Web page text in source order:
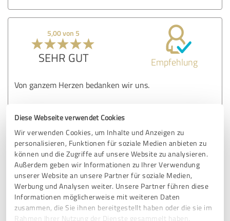
Diese Webseite verwendet Cookies
Wir verwenden Cookies, um Inhalte und Anzeigen zu
personalisieren, Funktionen für soziale Medien anbieten zu
können und die Zugriffe auf unsere Website zu analysieren.
Außerdem geben wir Informationen zu Ihrer Verwendung
unserer Website an unsere Partner für soziale Medien,
Werbung und Analysen weiter. Unsere Partner führen diese
Informationen möglicherweise mit weiteren Daten
zusammen, die Sie ihnen bereitgestellt haben oder die sie im
Rahmen Ihrer Nutzung der Dienste gesammelt haben.
5,00 von 5
SEHR GUT Empfehlung
Von ganzem Herzen bedanken wir uns.
seiner fachmännischen Beratung und tatkräftigen
Unterstützung, konnten wir unser Kredit ermöglichen.
Fragen wurden verständlich, schnell und gerne auch
doppelt beantwortet, Sorgen und Ängste ernst genommen.
Dafür und dass mein Vorhaben, durch ihn, so stressfrei
geglückt ist, bin ich froh und dankbar.
Vielen Dank für die tolle Arbeit, für die Unterstützung und
Geduld!
Ich kann